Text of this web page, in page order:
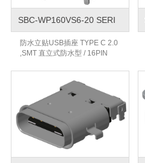
SBC-WP160VS6-20 SERI
防水立贴USB插座 TYPE C 2.0
,SMT 直立式防水型 / 16PIN